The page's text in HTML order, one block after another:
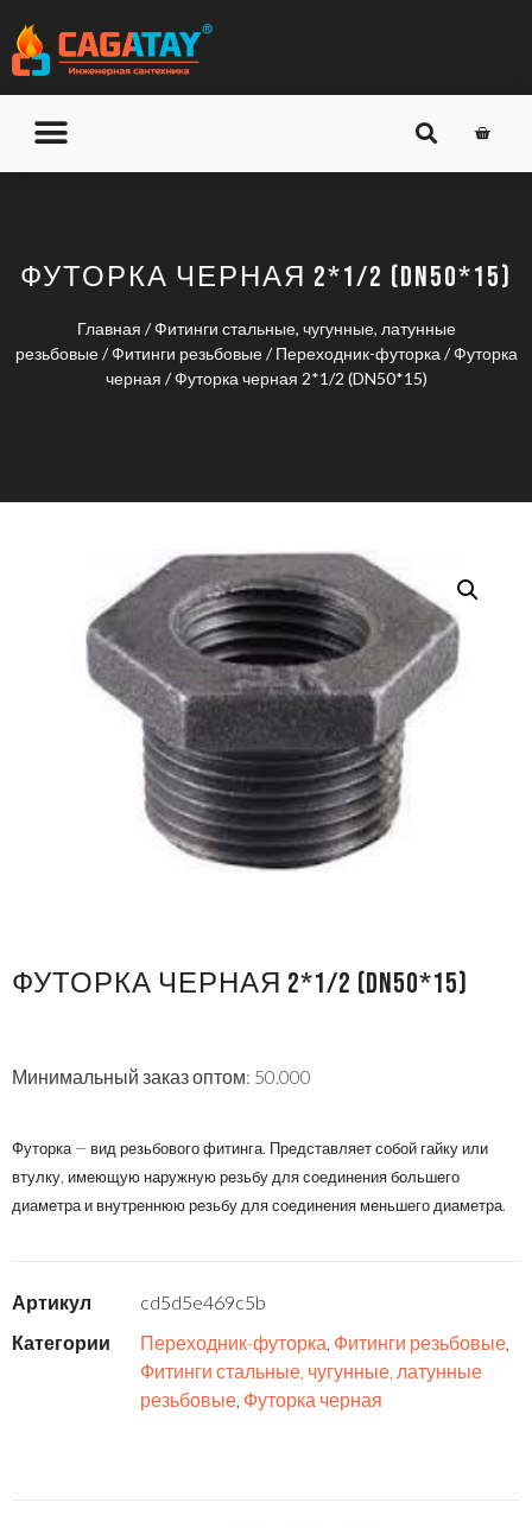
ФУТОРКА ЧЕРНАЯ 2*1/2 (DN50*15)
Главная /Фитинги стальные, чугунные, латунные
резьбовые/Фитинги резьбовые/Переходник-футорка /Футорка
черная / Футорка черная 2*1/2 (DN50*15)
ФУТОРКА ЧЕРНАЯ 2*1/2 (DN50*15)
Минимальный заказ оптом: 50.000
Футорка — вид резьбового фитинга. Представляет собой гайку или
втулку, имеющую наружную резьбу для соединения большего
диаметра и внутреннюю резьбу для соединения меньшего диаметра.
Артикул
cd5d5e469c5b
Категории
Переходник-футорка, Фитинги резьбовые,
Фитинги стальные, чугунные, латунные
резьбовые, Футорка черная